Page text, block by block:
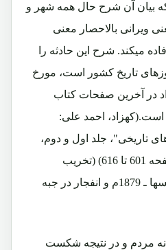
بیان آن شرح حال همه شهر و
ویرانی بالاحصار معنی
میکند. شرح این حادثه را
تاریخ کشور است، مورخ
در آخرین صفحات کتاب
است.(کهزاد، احمد علی:
تاریخی"، جلد اول و دوم،
چاپ دوم، پشاور،2008، صفحه 601 تا 616) (تخریب
بالاحصار کابل بوسیلۀ انگلیسها ـ 1879م و انفجار در جبه
مردم و در نتیجه شکست